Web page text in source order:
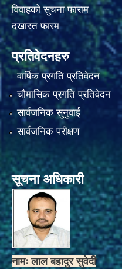
विवाहको सुचना फाराम
दखास्त फारम
प्रतिवेदनहरु
वार्षिक प्रगति प्रतिवेदन
चौमासिक प्रगति प्रतिवेदन
सार्वजनिक सुनुवाई
सार्वजनिक परीक्षण
सूचना अधिकारी
नामः लाल बहादुर सुवेदी